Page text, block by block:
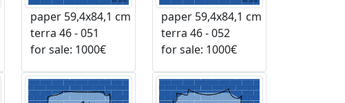
paper 59,4x84,1 cm
terra 46 - 051
for sale: 1000€
paper 59,4x84,1 cm
terra 46 - 052
for sale: 1000€